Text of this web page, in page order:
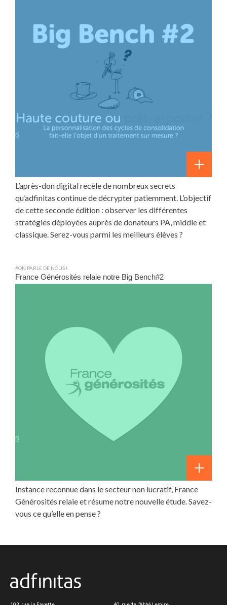
L’après-don digital recèle de nombreux secrets
qu’adfinitas continue de décrypter patiemment. L’objectif
de cette seconde édition : observer les différentes
stratégies déployées auprès de donateurs PA, middle et
classique. Serez-vous parmi les meilleurs élèves ?
#ON PARLE DE NOUS !
France Générosités relaie notre Big Bench#2
Instance reconnue dans le secteur non lucratif, France
Générosités relaie et résume notre nouvelle étude. Savez-
vous ce qu’elle en pense ?